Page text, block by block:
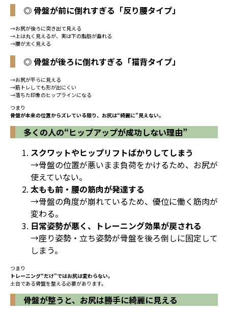
◎ 骨盤が前に倒れすぎる「反り腰タイプ」
→お尻が後ろに突き出て見える
→上は丸く見えるが、実は下の脂肪が垂れる
→腰が太く見える
◎ 骨盤が後ろに倒れすぎる「猫背タイプ」
→お尻が平らに見える
→筋トレしても形が出にくい
→落ちた印象のヒップラインになる
つまり
骨盤が本来の位置からズレている限り、お尻は“綺麗に”見えない。
多くの人の“ヒップアップが成功しない理由”
スクワットやヒップリフトばかりしてしまう
→骨盤の位置が悪いまま負荷をかけるため、お尻が
使えていない。
太もも前・腰の筋肉が発達する
→骨盤の角度が崩れているため、優位に働く筋肉が
変わる。
日常姿勢が悪く、トレーニング効果が戻される
→座り姿勢・立ち姿勢が骨盤を後ろ倒しに固定して
しまう。
つまり
トレーニング“だけ”ではお尻は変わらない。
土台である骨盤を整える必要があります。
骨盤が整うと、お尻は勝手に綺麗に見える